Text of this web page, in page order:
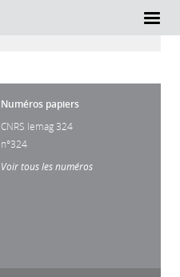
Numéros papiers
CNRS lemag 324
n°324
Voir tous les numéros